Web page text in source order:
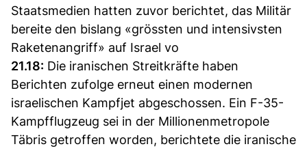
Staatsmedien hatten zuvor berichtet, das Militär
bereite den bislang «grössten und intensivsten
Raketenangriff» auf Israel vo
21.18: Die iranischen Streitkräfte haben
Berichten zufolge erneut einen modernen
israelischen Kampfjet abgeschossen. Ein F-35-
Kampfflugzeug sei in der Millionenmetropole
Täbris getroffen worden, berichtete die iranische